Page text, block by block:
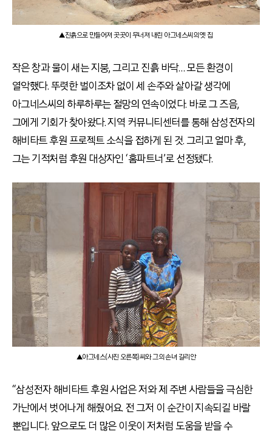
▲진흙으로 만들어져 곳곳이 무너져 내린 아그네스씨의 옛 집
작은 창과 물이 새는 지붕, 그리고 진흙 바닥… 모든 환경이
열악했다. 뚜렷한 벌이조차 없이 세 손주와 살아갈 생각에
아그네스씨의 하루하루는 절망의 연속이었다. 바로 그 즈음,
그에게 기회가 찾아왔다. 지역 커뮤니티센터를 통해 삼성전자의
해비타트 후원 프로젝트 소식을 접하게 된 것. 그리고 얼마 후,
그는 기적처럼 후원 대상자인 ‘홈파트너’로 선정됐다.
▲아그네스(사진 오른쪽)씨와 그의 손녀 길리안
“삼성전자 해비타트 후원 사업은 저와 제 주변 사람들을 극심한
가난에서 벗어나게 해줬어요. 전 그저 이 순간이 지속되길 바랄
뿐입니다. 앞으로도 더 많은 이웃이 저처럼 도움을 받을 수